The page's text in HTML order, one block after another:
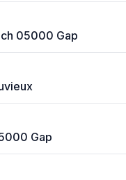
05000 Gap
Gap